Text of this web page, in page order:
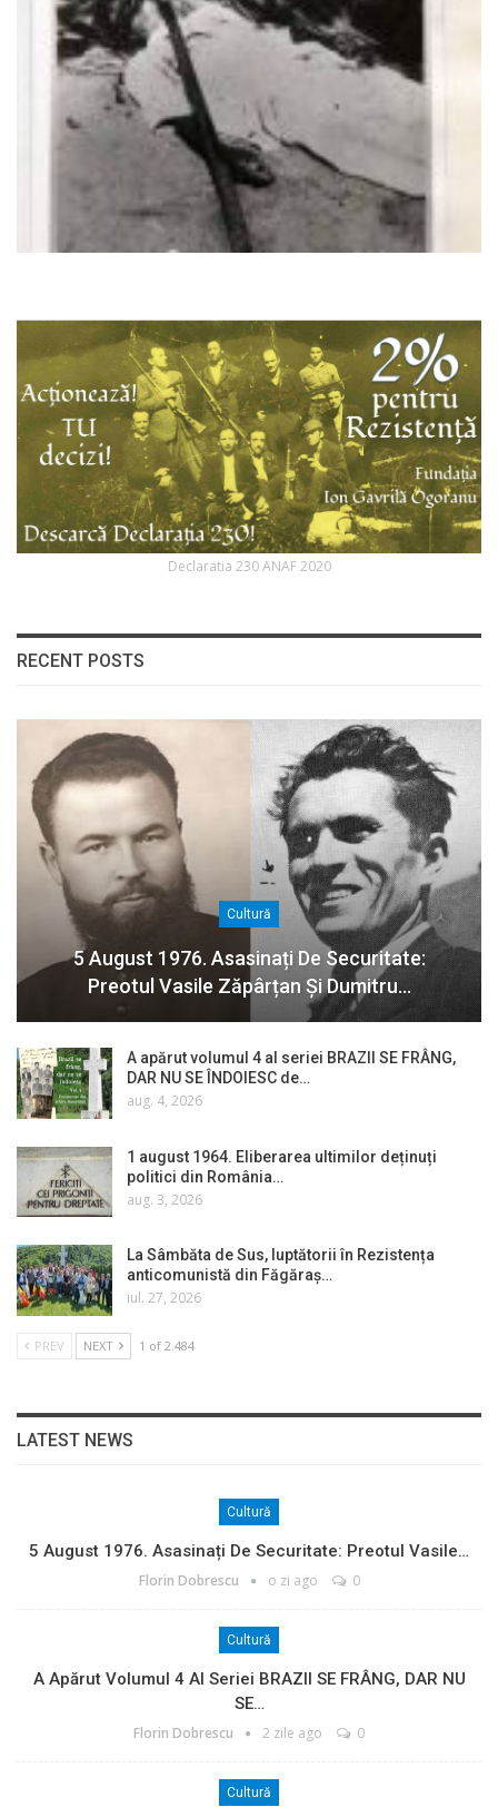
Declaratia 230 ANAF 2020
RECENT POSTS
Cultură
5 August 1976. Asasinați De Securitate:
Preotul Vasile Zăpârțan Și Dumitru…
A apărut volumul 4 al seriei BRAZII SE FRÂNG,
DAR NU SE ÎNDOIESC de…
aug. 4, 2026
1 august 1964. Eliberarea ultimilor deținuți
politici din România…
aug. 3, 2026
La Sâmbăta de Sus, luptătorii în Rezistența
anticomunistă din Făgăraș…
iul. 27, 2026
PREV NEXT 1 of 2.484
LATEST NEWS
Cultură
5 August 1976. Asasinați De Securitate: Preotul Vasile…
Florin Dobrescu o zi ago 0
Cultură
A Apărut Volumul 4 Al Seriei BRAZII SE FRÂNG, DAR NU
SE…
Florin Dobrescu 2 zile ago 0
Cultură